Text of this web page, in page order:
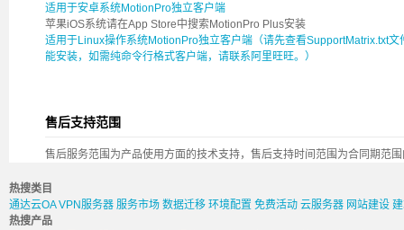
适用于安卓系统MotionPro独立客户端
苹果iOS系统请在App Store中搜索MotionPro Plus安装
适用于Linux操作系统MotionPro独立客户端（请先查看SupportMatrix.txt
能安装，如需纯命令行格式客户端，请联系阿里旺旺。）
售后支持范围
售后服务范围为产品使用方面的技术支持，售后支持时间范围为合同期范
热搜类目
通达云OA VPN服务器 服务市场 数据迁移 环境配置 免费活动 云服务器 网站建设
热搜产品